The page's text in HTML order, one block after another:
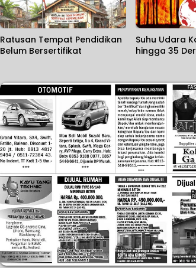
Ratusan Tempat Pendidikan
Belum Bersertifikat
Suhu Udara
hingga 35